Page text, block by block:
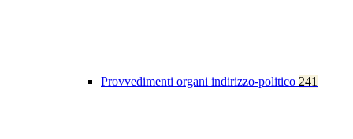
Provvedimenti organi indirizzo-politico 241